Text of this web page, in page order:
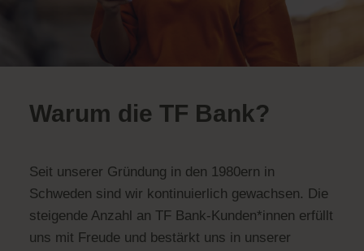
Warum die TF Bank?
Seit unserer Gründung in den 1980ern in
Schweden sind wir kontinuierlich gewachsen. Die
steigende Anzahl an TF Bank-Kunden*innen erfüllt
uns mit Freude und bestärkt uns in unserer